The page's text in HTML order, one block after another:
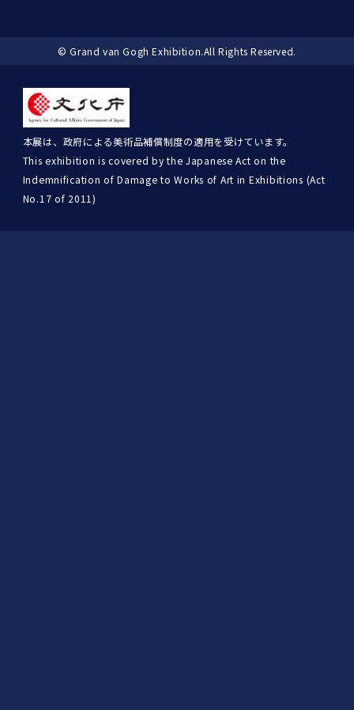
© Grand van Gogh Exhibition.All Rights Reserved.
本展は、政府による美術品補償制度の適用を受けています。
This exhibition is covered by the Japanese Act on the
Indemnification of Damage to Works of Art in Exhibitions (Act
No.17 of 2011)